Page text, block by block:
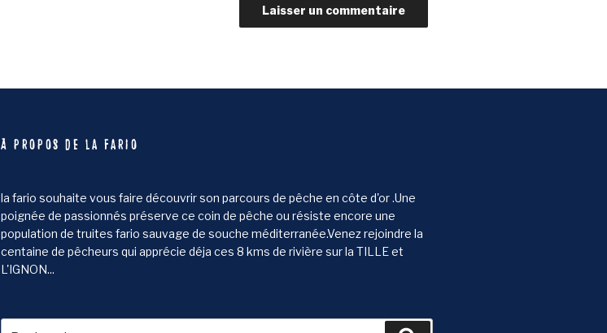
À PROPOS DE LA FARIO
la fario souhaite vous faire découvrir son parcours de pêche en côte d'or .Une
poignée de passionnés préserve ce coin de pêche ou résiste encore une
population de truites fario sauvage de souche méditerranée.Venez rejoindre la
centaine de pêcheurs qui apprécie déja ces 8 kms de rivière sur la TILLE et
L'IGNON...